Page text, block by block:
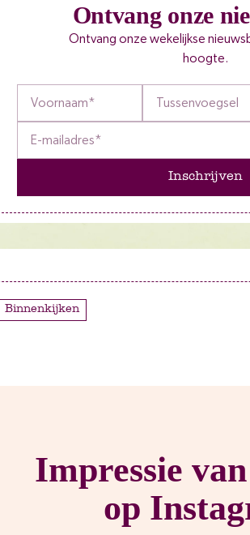
Ontvang onze
Ontvang onze wekelijkse
hoogte.
Inschrijven
Binnenkijken
Impressie
op